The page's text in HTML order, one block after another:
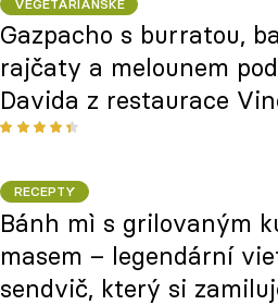
VEGETARIÁNSKÉ
Gazpacho s burratou,
rajčaty a melounem
Davida z restaurace
RECEPTY
Bánh mì s grilovaným
masem – legendární
sendvič, který si